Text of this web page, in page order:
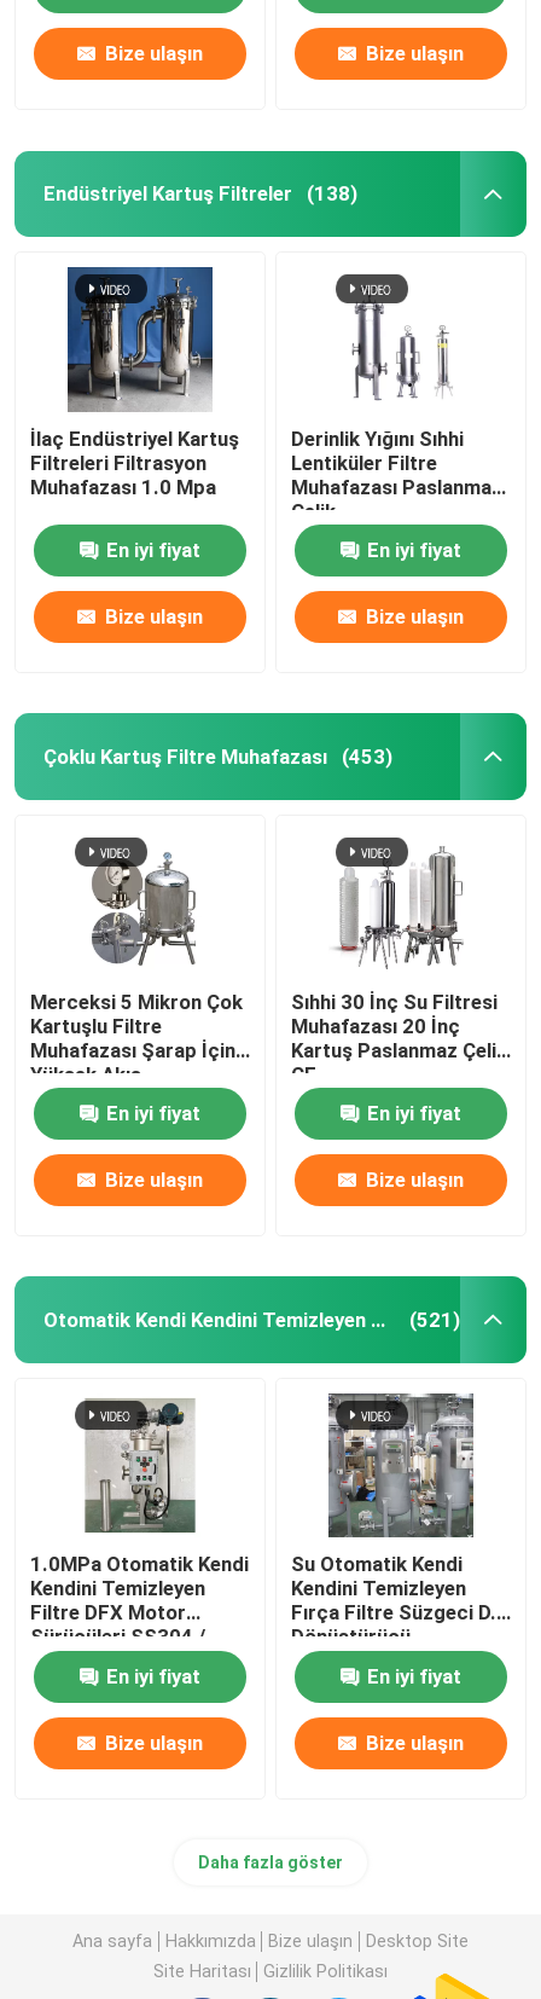
Bize ulaşın Bize ulaşın
Endüstriyel Kartuş Filtreler (138)
İlaç Endüstriyel Kartuş
Filtreleri Filtrasyon
Muhafazası 1.0 Mpa
En iyi fiyat
Bize ulaşın
Derinlik Yığını Sıhhi
Lentiküler Filtre
Muhafazası Paslanmaz
Çelik
En iyi fiyat
Bize ulaşın
Çoklu Kartuş Filtre Muhafazası (453)
Merceksi 5 Mikron Çok
Kartuşlu Filtre
Muhafazası Şarap İçin
Yüksek Akış
En iyi fiyat
Bize ulaşın
Sıhhi 30 İnç Su Filtresi
Muhafazası 20 İnç
Kartuş Paslanmaz Çelik
CE
En iyi fiyat
Bize ulaşın
Otomatik Kendi Kendini Temizleyen Filtre (521)
1.0MPa Otomatik Kendi
Kendini Temizleyen
Filtre DFX Motor
Sürücüleri SS304 /
SS316
En iyi fiyat
Bize ulaşın
Su Otomatik Kendi
Kendini Temizleyen
Fırça Filtre Süzgeci D.P
Dönüştürücü
En iyi fiyat
Bize ulaşın
Daha fazla göster
Ana sayfa Hakkımızda Bize ulaşın
Desktop Site
Site Haritası
Gizlilik Politikası